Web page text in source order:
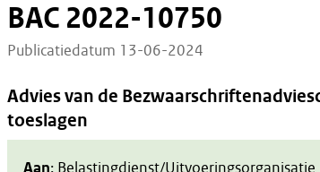
BAC 2022-10750
Publicatiedatum 13-06-2024
Advies van de
toeslagen
Aan: Belastingdienst/Uitvoeringsorganisatie